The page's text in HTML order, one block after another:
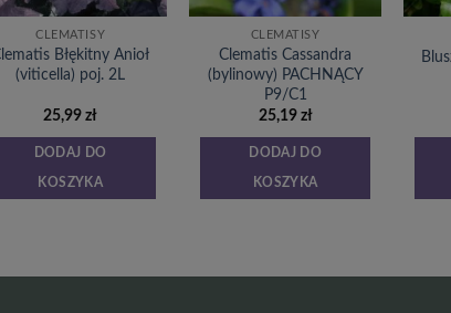
CLEMATISY
Błękitny Anioł
(viticella) poj. 2L
25,99zł
DODAJ DO
KOSZYKA
CLEMATISY
Clematis Cassandra
(bylinowy) PACHNĄCY
P9/C1
25,19 zł
DODAJ DO
KOSZYKA